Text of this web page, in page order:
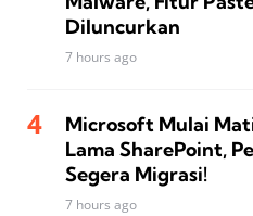
Diluncurkan
7 hours ago
Microsoft Mulai
Lama SharePoint,
Segera Migrasi!
7 hours ago